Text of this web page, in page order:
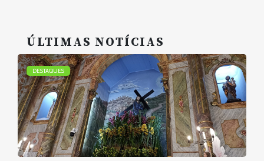
ÚLTIMAS NOTÍCIAS
DESTAQUES